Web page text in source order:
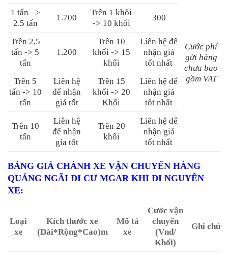
Cước phí
gửi hàng
chưa bao
gồm VAT
1 tấn –>
2.5 tấn
1.700
Trên 1 khối
-> 10 khối
300
Trên 2,5
tấn -> 5
tấn
1.200
Trên 10
khối -> 15
khối
Liên hệ để
nhận giá
tốt nhất
Trên 5
tấn -> 10
tấn
Liên hệ
để nhận
giá tốt
Trên 15
khối -> 20
Khối
Liên hệ để
nhận giá
tốt nhất
Trên 10
tấn
Liên hệ
để nhận
gía tốt
Trên 20
khối
Liên hệ để
nhận giá
tốt nhất
BẢNG GIÁ CHÀNH XE VẬN CHUYỂN HÀNG
QUẢNG NGÃI ĐI CƯ MGAR KHI ĐI NGUYÊN
XE:
Loại
xe
Kích thước xe
(Dài*Rộng*Cao)m
Mô tả
xe
Cước vận
chuyển
(Vnđ/
Khối)
Ghi chú